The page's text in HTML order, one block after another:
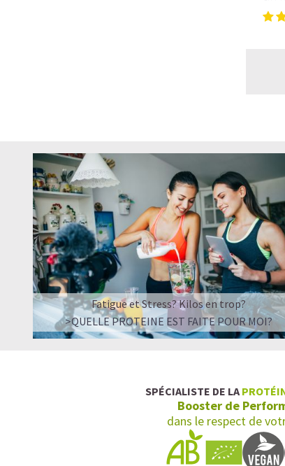
Fatigue et Stress? Kilos en trop?
>QUELLE PROTEINE EST FAITE POUR MOI?
SPÉCIALISTE DE LA
Booster de
dans le respect de